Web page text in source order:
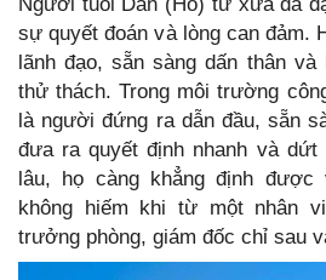
sự quyết đoán và lòng can đảm.
lãnh đạo, sẵn sàng dấn thân
thử thách. Trong môi trường
là người đứng ra dẫn đầu, sẵn
đưa ra quyết định nhanh và dứt
lâu, họ càng khẳng định
không hiếm khi từ một nhân
trưởng phòng, giám đốc chỉ sau